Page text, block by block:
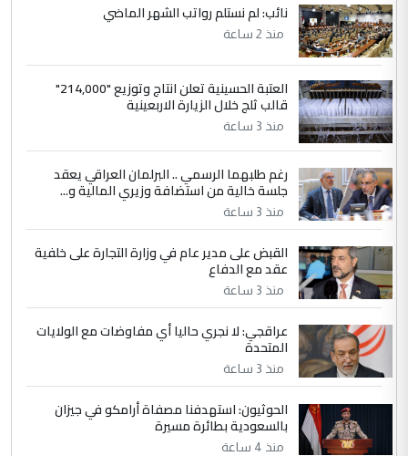
إكمال دراستي داخل ...
الموضوع :
السعودية توافق على الاستمرار في
إعطاء 100 منحة دراسية للطلبة العراقيين في
جامعاتها سنويا
عبد الأمير جاسم هليل
التعليق : نحن اباء الطلاب الأوائل على العراق
نتشرف بلقاء السيد احمد الصافي في العتبات
الحسنية لزرع ...
الموضوع :
مكتب السيد احمد الصافي : لا يوجود
لدينا اي حساب على الفيس بوك وتويتر
نائب: لم نستلم رواتب الشهر الماضي
منذ 2 ساعة
العتبة الحسينية تعلن انتاج وتوزيع "214,000"
قالب ثلج خلال الزيارة الاربعينية
منذ 3 ساعة
رغم طلبهما الرسمي .. البرلمان العراقي يعقد
جلسة خالية من استضافة وزيري المالية و...
منذ 3 ساعة
القبض على مدير عام في وزارة التجارة على خلفية
عقد مع الدفاع
منذ 3 ساعة
عراقجي: لا نجري حاليا أي مفاوضات مع الولايات
المتحدة
منذ 3 ساعة
الحوثيون: استهدفنا مصفاة أرامكو في جيزان
بالسعودية بطائرة مسيرة
منذ 4 ساعة